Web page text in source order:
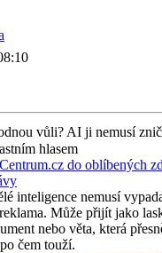
vůli? AI ji nemusí
hlasem
do oblíbených
inteligence nemusí
Může přijít jako
nebo věta, která
čem touží.